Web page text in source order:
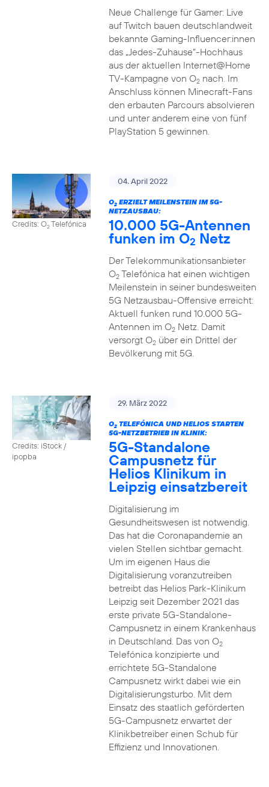
Neue Challenge für Gamer: Live
auf Twitch bauen deutschlandweit
bekannte Gaming-Influencer:innen
das „Jedes-Zuhause“-Hochhaus
aus der aktuellen Internet@Home
TV-Kampagne von O2nach. Im
Anschluss können Minecraft-Fans
den erbauten Parcours absolvieren
und unter anderem eine von fünf
PlayStation 5 gewinnen.
Credits: O2Telefónica
04. April 2022
O2ERZIELT MEILENSTEIN IM 5G-
NETZAUSBAU:
10.000 5G-Antennen
funken im O2 Netz
Der Telekommunikationsanbieter
O2Telefónica hat einen wichtigen
Meilenstein in seiner bundesweiten
5G Netzausbau-Offensive erreicht:
Aktuell funken rund 10.000 5G-
Antennen im O2Netz. Damit
versorgt O2über ein Drittel der
Bevölkerung mit 5G.
Credits: iStock /
ipopba
29. März 2022
O2TELEFÓNICA UND HELIOS STARTEN
5G-NETZBETRIEB IN KLINIK:
5G-Standalone
Campusnetz für
Helios Klinikum in
Leipzig einsatzbereit
Digitalisierung im
Gesundheitswesen ist notwendig.
Das hat die Coronapandemie an
vielen Stellen sichtbar gemacht.
Um im eigenen Haus die
Digitalisierung voranzutreiben
betreibt das Helios Park-Klinikum
Leipzig seit Dezember 2021 das
erste private 5G-Standalone-
Campusnetz in einem Krankenhaus
in Deutschland. Das von O2
Telefónica konzipierte und
errichtete 5G-Standalone
Campusnetz wirkt dabei wie ein
Digitalisierungsturbo. Mit dem
Einsatz des staatlich geförderten
5G-Campusnetz erwartet der
Klinikbetreiber einen Schub für
Effizienz und Innovationen.